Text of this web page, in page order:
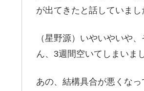
が出てきたと話していまし
（星野源）いやいやいや
ん、3週間空いてしまいま
あの、結構具合が悪くな